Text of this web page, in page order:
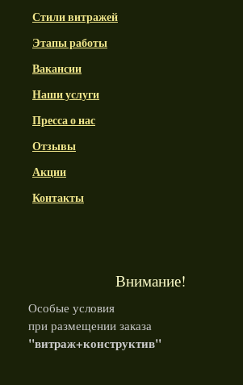
Стили витражей
Этапы работы
Вакансии
Наши услуги
Пресса о нас
Отзывы
Акции
Контакты
Внимание!
Особые условия
при размещении заказа
"витраж+конструктив"